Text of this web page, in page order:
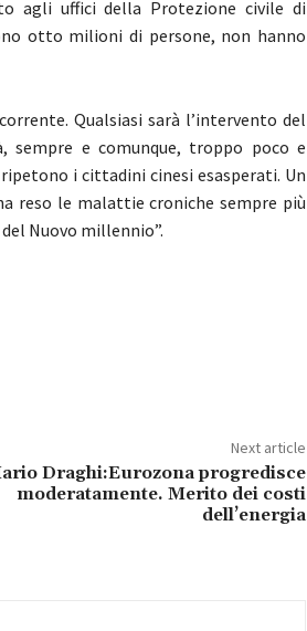
agli uffici della Protezione civile di
otto milioni di persone, non hanno
Qualsiasi sarà l’intervento del
sempre e comunque, troppo poco e
i cittadini cinesi esasperati. Un
reso le malattie croniche sempre più
Nuovo millennio”.
Next article
Draghi:Eurozona progredisce
moderatamente. Merito dei costi
dell’energia